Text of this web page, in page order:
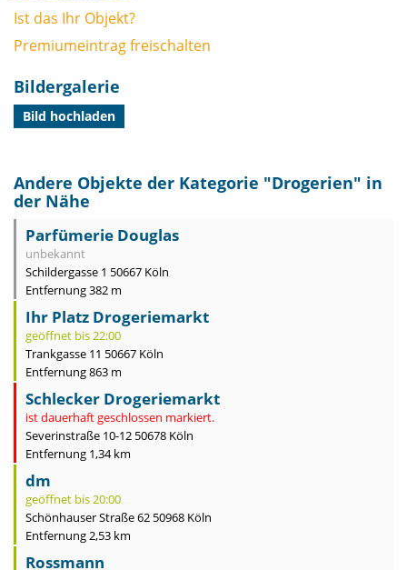
Ist das Ihr Objekt?
Premiumeintrag freischalten
Bildergalerie
Bild hochladen
Andere Objekte der Kategorie "Drogerien" in
der Nähe
Parfümerie Douglas
unbekannt
Schildergasse 1 50667 Köln
Entfernung 382 m
Ihr Platz Drogeriemarkt
geöffnet bis 22:00
Trankgasse 11 50667 Köln
Entfernung 863 m
Schlecker Drogeriemarkt
ist dauerhaft geschlossen markiert.
Severinstraße 10-12 50678 Köln
Entfernung 1,34 km
dm
geöffnet bis 20:00
Schönhauser Straße 62 50968 Köln
Entfernung 2,53 km
Rossmann